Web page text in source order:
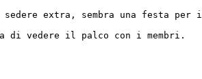
extra, sembra una festa per
di vedere il palco con i membri.